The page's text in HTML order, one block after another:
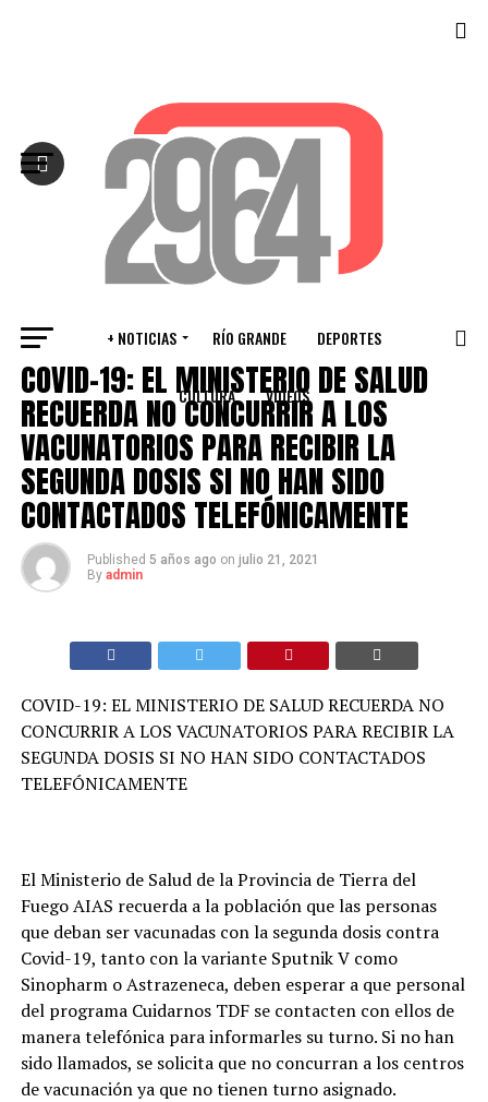
+ NOTICIAS RÍO GRANDE DEPORTES
CULTURA VIDEOS
PROVINCIALES
COVID-19: EL MINISTERIO DE SALUD
RECUERDA NO CONCURRIR A LOS
VACUNATORIOS PARA RECIBIR LA
SEGUNDA DOSIS SI NO HAN SIDO
CONTACTADOS TELEFÓNICAMENTE
Published 5 años ago on julio 21, 2021
By admin
COVID-19: EL MINISTERIO DE SALUD RECUERDA NO
CONCURRIR A LOS VACUNATORIOS PARA RECIBIR LA
SEGUNDA DOSIS SI NO HAN SIDO CONTACTADOS
TELEFÓNICAMENTE
El Ministerio de Salud de la Provincia de Tierra del
Fuego AIAS recuerda a la población que las personas
que deban ser vacunadas con la segunda dosis contra
Covid-19, tanto con la variante Sputnik V como
Sinopharm o Astrazeneca, deben esperar a que personal
del programa Cuidarnos TDF se contacten con ellos de
manera telefónica para informarles su turno. Si no han
sido llamados, se solicita que no concurran a los centros
de vacunación ya que no tienen turno asignado.